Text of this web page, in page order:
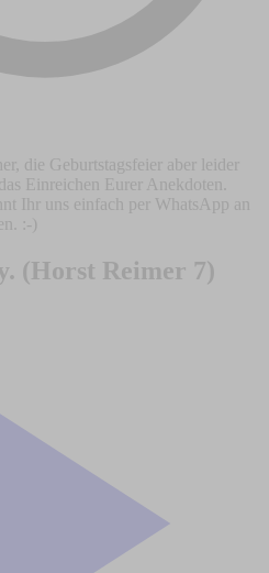
die Geburtstagsfeier aber leider
Einreichen Eurer Anekdoten.
Ihr uns einfach per WhatsApp an
:-)
(Horst Reimer 7)